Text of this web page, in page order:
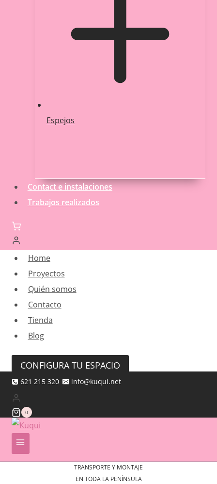
Espejos
Contact e instalaciones
Trabajos realizados
Home
Proyectos
Quién somos
Contacto
Tienda
Blog
CONFIGURA TU ESPACIO
621 215 320 info@kuqui.net
0
TRANSPORTE Y MONTAJE
EN TODA LA PENÍNSULA